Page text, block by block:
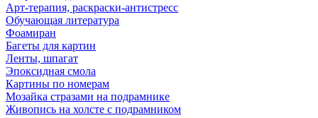
Арт-терапия, раскраски-антистресс
Обучающая литература
Фоамиран
Багеты для картин
Ленты, шпагат
Эпоксидная смола
Картины по номерам
Мозайка стразами на подрамнике
Живопись на холсте с подрамником